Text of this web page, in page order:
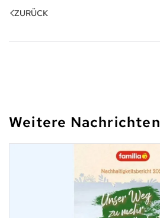
ZURÜCK
Weitere Nachrichten